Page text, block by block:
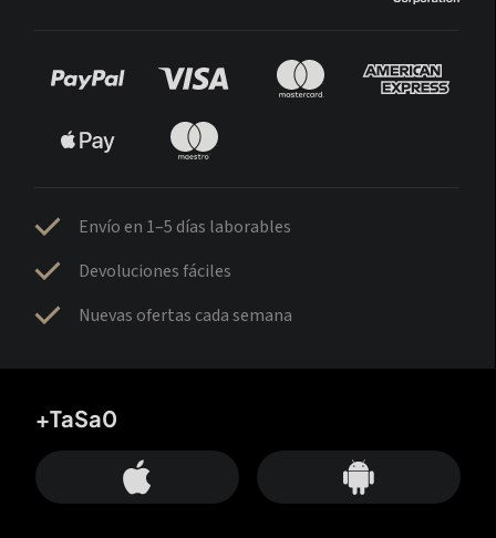
Envío en 1–5 días laborables
Devoluciones fáciles
Nuevas ofertas cada semana
+TaSa0